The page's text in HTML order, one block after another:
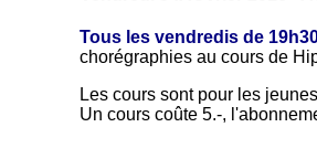
Tous les vendredis de
chorégraphies au cours de
Les cours sont pour les
Un cours coûte 5.-,